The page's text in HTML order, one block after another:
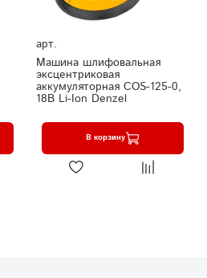
арт.
Машина шлифовальная
эксцентриковая
аккумуляторная COS-125-0,
18В Li-Ion Denzel
В корзину